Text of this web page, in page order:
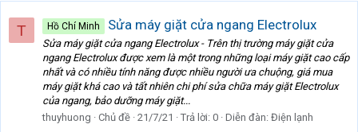
T Hồ Chí Minh Sửa máy giặt cửa ngang Electrolux
Sửa máy giặt cửa ngang Electrolux - Trên thị trường máy giặt cửa
ngang Electrolux được xem là một trong những loại máy giặt cao cấp
nhất và có nhiều tính năng được nhiều người ưa chuộng, giá mua
máy giặt khá cao và tất nhiên chi phí sửa chữa máy giặt Electrolux
của ngang, bảo dưỡng máy giặt...
thuyhuong
Chủ đề 21/7/21 Trả lời: 0 Diễn đàn: Điện lạnh